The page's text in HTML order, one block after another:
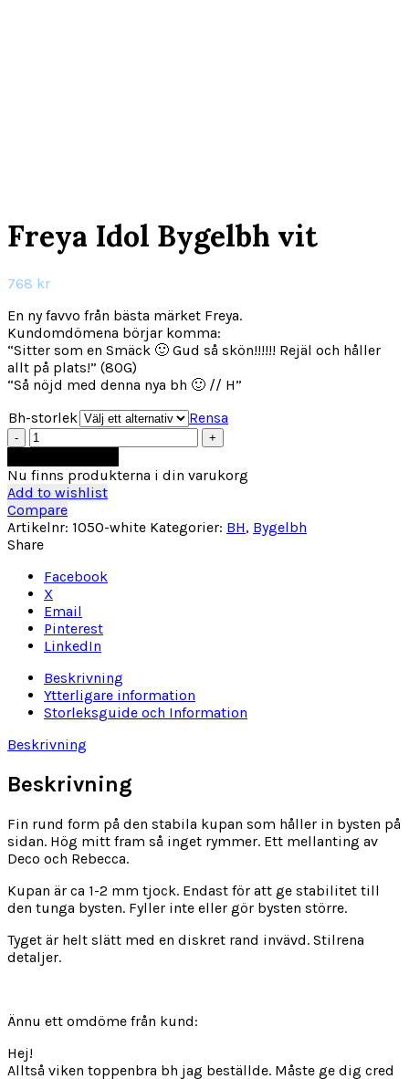
Freya Idol Bygelbh vit
768 kr
En ny favvo från bästa märket Freya.
Kundomdömena börjar komma:
“Sitter som en Smäck 🙂 Gud så skön!!!!!! Rejäl och håller
allt på plats!” (80G)
“Så nöjd med denna nya bh 🙂 // H”
Bh-storlek
Rensa
Freya
Idol
Bygelbh
vit
mängd
Nu finns produkterna i din varukorg
Add to wishlist
Compare
Artikelnr: 1050-white Kategorier: BH, Bygelbh
Share
Facebook
X
Email
Pinterest
LinkedIn
Beskrivning
Ytterligare information
Storleksguide och Information
Beskrivning
Beskrivning
Fin rund form på den stabila kupan som håller in bysten på
sidan. Hög mitt fram så inget rymmer. Ett mellanting av
Deco och Rebecca.
Kupan är ca 1-2 mm tjock. Endast för att ge stabilitet till
den tunga bysten. Fyller inte eller gör bysten större.
Tyget är helt slätt med en diskret rand invävd. Stilrena
detaljer.
Ännu ett omdöme från kund:
Hej!
Alltså viken toppenbra bh jag beställde. Måste ge dig cred